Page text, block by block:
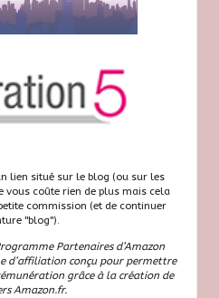
lien situé sur le blog (ou sur les
vous coûte rien de plus mais cela
commission (et de continuer
"blog").
Partenaires d’Amazon
d’affiliation conçu pour permettre
grâce à la création de
Amazon.fr.